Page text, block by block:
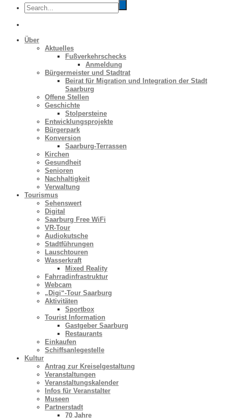
Über
Aktuelles
Fußverkehrschecks
Anmeldung
Bürgermeister und Stadtrat
Beirat für Migration und Integration der Stadt
Saarburg
Offene Stellen
Geschichte
Stolpersteine
Entwicklungsprojekte
Bürgerpark
Konversion
Saarburg-Terrassen
Kirchen
Gesundheit
Senioren
Nachhaltigkeit
Verwaltung
Tourismus
Sehenswert
Digital
Saarburg Free WiFi
VR-Tour
Audiokutsche
Stadtführungen
Lauschtouren
Wasserkraft
Mixed Reality
Fahrradinfrastruktur
Webcam
„Digi“-Tour Saarburg
Aktivitäten
Sportbox
Tourist Information
Gastgeber Saarburg
Restaurants
Einkaufen
Schiffsanlegestelle
Kultur
Antrag zur Kreiselgestaltung
Veranstaltungen
Veranstaltungskalender
Infos für Veranstalter
Museen
Partnerstadt
70 Jahre